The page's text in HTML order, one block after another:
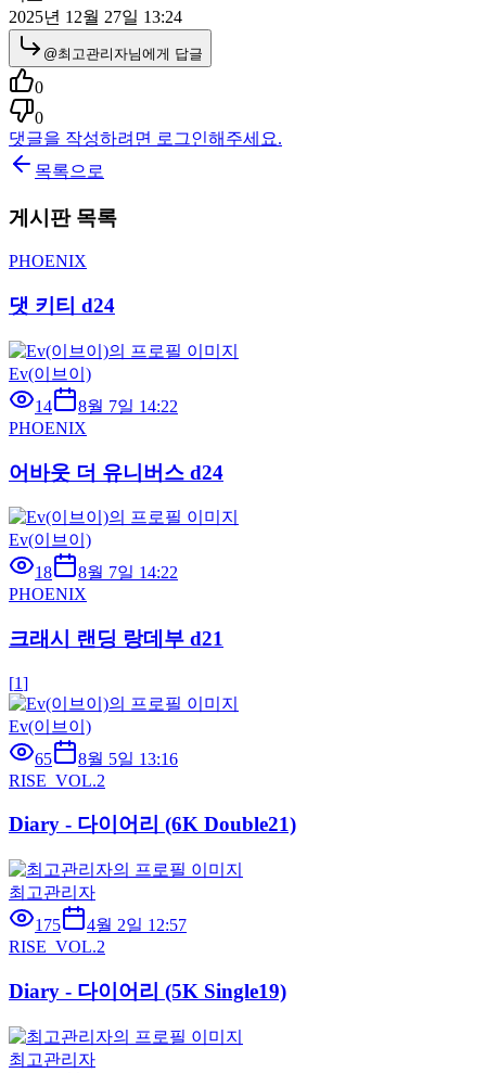
2025년 12월 27일 13:24
@최고관리자님에게 답글
0
0
댓글을 작성하려면 로그인해주세요.
목록으로
게시판 목록
PHOENIX
댓 키티 d24
Ev(이브이)
14
8월 7일 14:22
PHOENIX
어바웃 더 유니버스 d24
Ev(이브이)
18
8월 7일 14:22
PHOENIX
크래시 랜딩 랑데부 d21
[1]
Ev(이브이)
65
8월 5일 13:16
RISE_VOL.2
Diary - 다이어리 (6K Double21)
최고관리자
175
4월 2일 12:57
RISE_VOL.2
Diary - 다이어리 (5K Single19)
최고관리자